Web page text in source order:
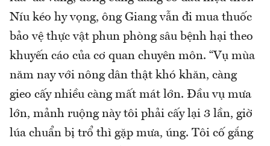
Níu kéo hy vọng, ông Giang vẫn đi mua thuốc
bảo vệ thực vật phun phòng sâu bệnh hại theo
khuyến cáo của cơ quan chuyên môn. “Vụ mùa
năm nay với nông dân thật khó khăn, càng
gieo cấy nhiều càng mất mát lớn. Đầu vụ mưa
lớn, mảnh ruộng này tôi phải cấy lại 3 lần, giờ
lúa chuẩn bị trổ thì gặp mưa, úng. Tôi cố gắng